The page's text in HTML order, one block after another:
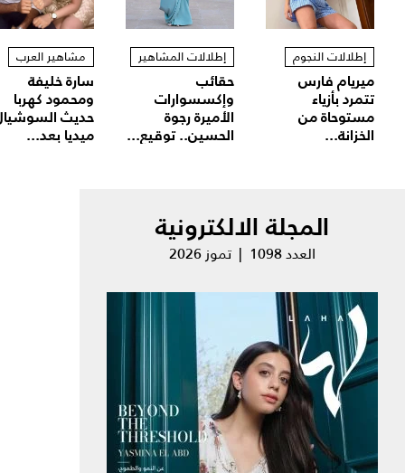
إطلالات النجوم
ميريام فارس
تتمرد بأزياء
مستوحاة من
الخزانة...
إطلالات المشاهير
حقائب
وإكسسوارات
الأميرة رجوة
الحسين.. توقيع...
مشاهير العرب
سارة خليفة
ومحمود كهربا
حديث
ميديا بعد...
المجلة الالكترونية
العدد 1098 | تموز 2026